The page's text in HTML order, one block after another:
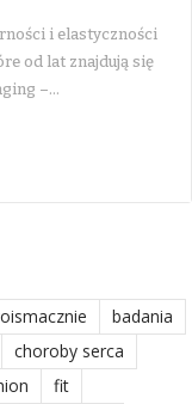
i elastyczności
od lat znajdują się
–…
badania
choroby serca
fit